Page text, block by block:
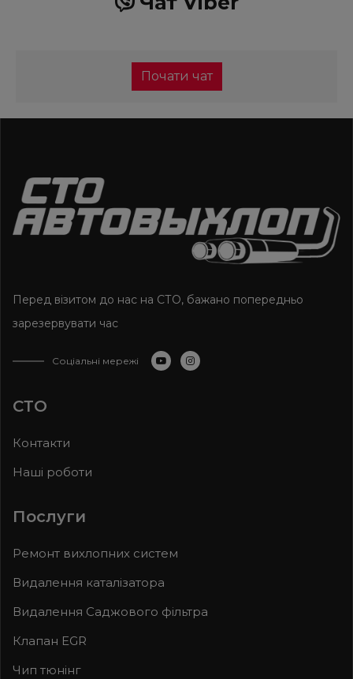
Почати чат
Перед візитом до нас на СТО, бажано попередньо
зарезервувати час
Соціальні мережі
СТО
Контакти
Наші роботи
Послуги
Ремонт вихлопних систем
Видалення каталізатора
Видалення Саджового фільтра
Клапан EGR
Чип тюнінг